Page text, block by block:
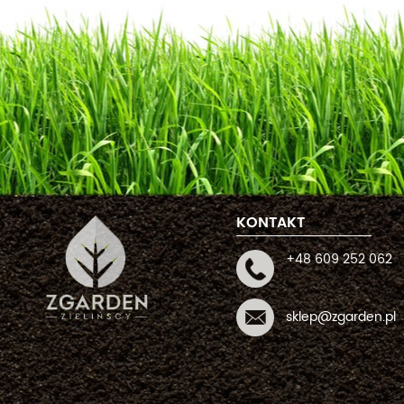
KONTAKT
+48 609 252 062
sklep@zgarden.pl